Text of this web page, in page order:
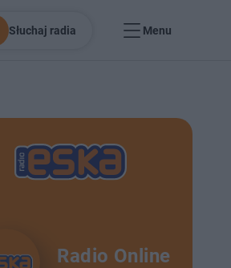
Słuchaj radia Menu
Radio Online